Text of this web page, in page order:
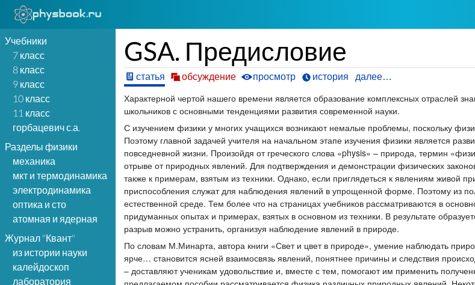
Учебники
7 класс
8 класс
9 класс
10 класс
11 класс
горбацевич с.а.
Разделы физики
механика
мкт и термодинамика
электродинамика
оптика и сто
атомная и ядерная
Журнал "Квант"
из истории науки
калейдоскоп
лаборатория
GSA. Предисловие
статья обсуждение просмотр история далее…
Характерной чертой нашего времени является образование комплексных отраслей
школьников с основными тенденциями развития современной науки.
С изучением физики у многих учащихся возникают немалые проблемы, поскольку
Поэтому главной задачей учителя на начальном этапе изучения физики является
повседневной жизни. Произойдя от греческого слова «physis» – природа, термин
отрыве от природных явлений. Для подтверждения и демонстрации физических
также к примерам, взятым из техники. Однако, если приглядеться к явлениям живой
приспособления служат для наблюдения явлений в упрощенной форме. Поэтому из
естественной среде. Тем более что на страницах учебников рассматриваются в
придуманных опытах и примерах, взятых в основном из техники. В результате
разрыв можно устранить, организуя наблюдение явлений в природе.
По словам М.Минарта, автора книги «Свет и цвет в природе», умение наблюдать
ярче… становится ясней взаимосвязь явлений, понятнее причины и следствия
– доставляют ученикам удовольствие и, вместе с тем, помогают им применить